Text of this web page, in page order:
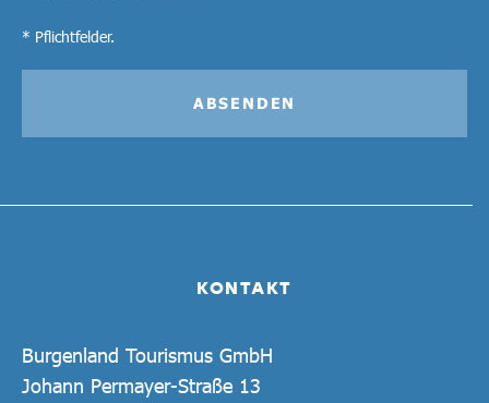
KONTAKT
Burgenland Tourismus GmbH
Johann Permayer-Straße 13
* Pflichtfelder.
ABSENDEN